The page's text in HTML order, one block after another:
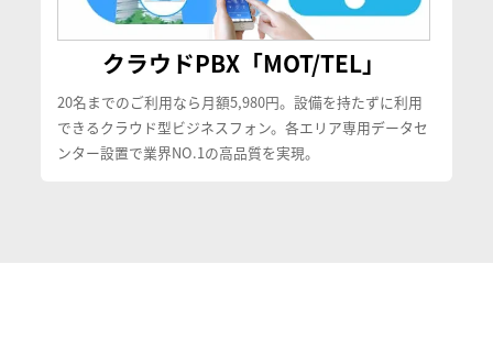
クラウドPBX「MOT/TEL」
20名までのご利用なら月額5,980円。設備を持たずに利用
できるクラウド型ビジネスフォン。各エリア専用データセ
ンター設置で業界NO.1の高品質を実現。